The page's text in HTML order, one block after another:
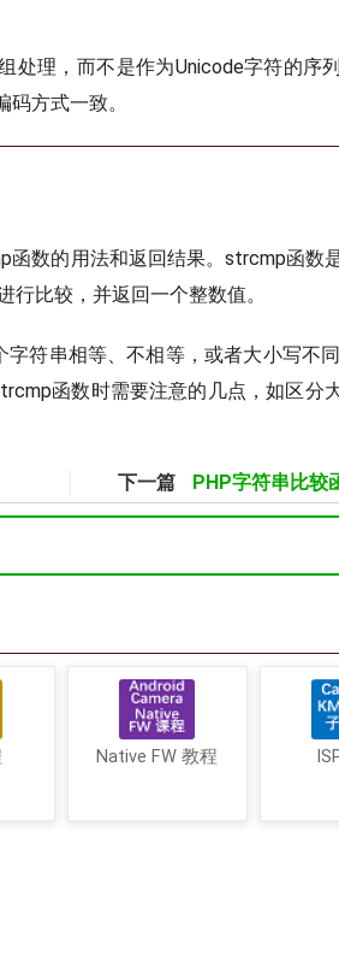
处理，而不是作为Unicode字符的序
方式一致。
数的用法和返回结果。strcmp函数
行比较，并返回一个整数值。
符串相等、不相等，或者大小写不
函数时需要注意的几点，如区分
下一篇 PHP字符串比
Native FW 教程